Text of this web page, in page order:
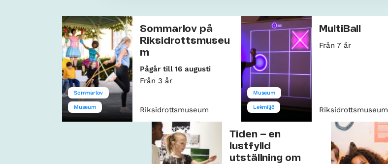
Sommarlov
Museum
Sommarlov på
Riksidrottsmuseu
m
Pågår till 16 augusti
Från 3 år
Riksidrottsmuseum
Museum
Lekmiljö
MultiBall
Från 7 år
Riksidrottsmuseum
Tiden – en
lustfylld
utställning om